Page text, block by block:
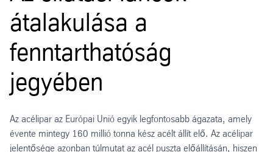
átalakulása a
fenntarthatóság
jegyében
Az acélipar az Európai Unió egyik legfontosabb ágazata, amely
évente mintegy 160 millió tonna kész acélt állít elő. Az acélipar
jelentősége azonban túlmutat az acél puszta előállításán, hiszen